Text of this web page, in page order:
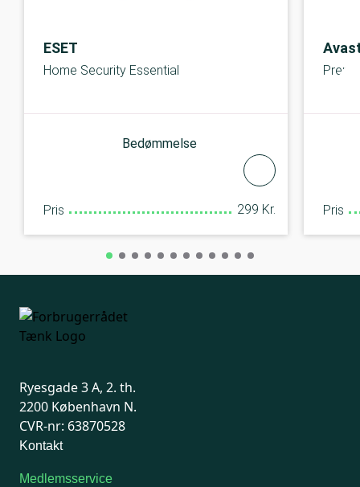
ESET
Home Security Essential
Bedømmelse
Pris 299 Kr. Pris
Ryesgade 3 A, 2. th.
2200 København N.
CVR-nr: 63870528
Kontakt
Medlemsservice